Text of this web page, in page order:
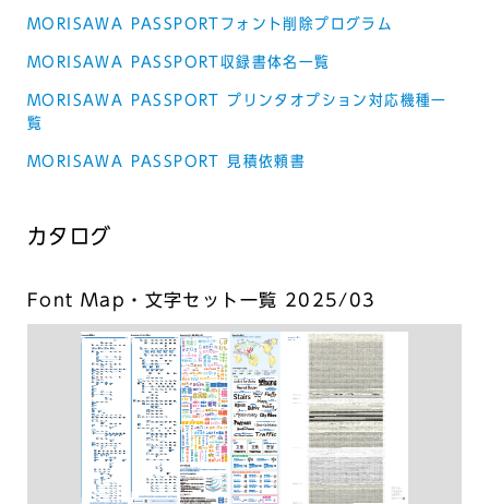
MORISAWA PASSPORTフォント削除プログラム
MORISAWA PASSPORT収録書体名一覧
MORISAWA PASSPORT プリンタオプション対応機種一
覧
MORISAWA PASSPORT 見積依頼書
カタログ
Font Map・文字セット一覧 2025/03